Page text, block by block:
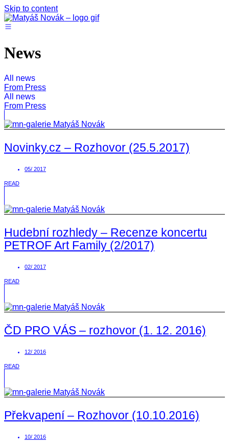
Skip to content
News
All news
From Press
All news
From Press
Novinky.cz – Rozhovor (25.5.2017)
05/ 2017
READ
Hudební rozhledy – Recenze koncertu
PETROF Art Family (2/2017)
02/ 2017
READ
ČD PRO VÁS – rozhovor (1. 12. 2016)
12/ 2016
READ
Překvapení – Rozhovor (10.10.2016)
10/ 2016